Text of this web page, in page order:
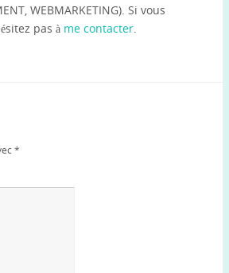
WEBMARKETING). Si vous
pas à me contacter
*